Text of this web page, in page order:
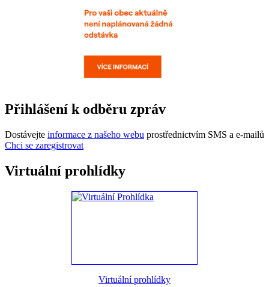
Přihlášení k odběru zpráv
Dostávejte informace z našeho webu prostřednictvím SMS a e-mailů
Chci se zaregistrovat
Virtuální prohlídky
Virtuální prohlídky